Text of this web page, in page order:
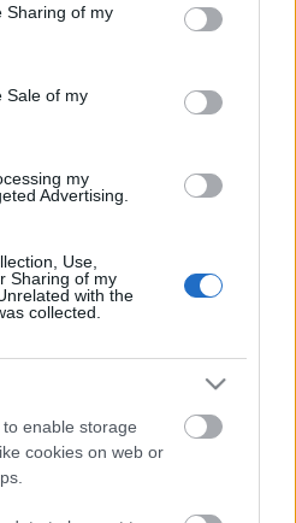
behaviour. You may click to
and its third-party tags to
purposes in below Google
Sharing of my
Sale of my
my
Advertising.
Use,
Sharing of my
with the
collected.
enable storage
cookies on web or
előkerülnek a
veteránok is. Rendes
hétvégéjét találkozókon ...
napja helyett
lenni, de ma van a
azokról, akiknek ez a nap
talán még rosszabb ...
Expo 2011